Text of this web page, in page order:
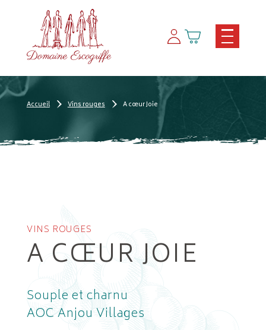
Accueil Vins rouges A cœur Joie
VINS ROUGES
A CŒUR JOIE
Souple et charnu
AOC Anjou Villages